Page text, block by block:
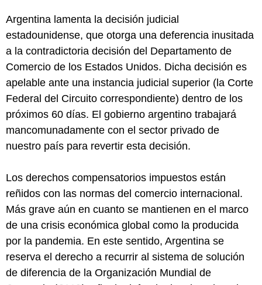
Argentina lamenta la decisión judicial
estadounidense, que otorga una deferencia inusitada
a la contradictoria decisión del Departamento de
Comercio de los Estados Unidos. Dicha decisión es
apelable ante una instancia judicial superior (la Corte
Federal del Circuito correspondiente) dentro de los
próximos 60 días. El gobierno argentino trabajará
mancomunadamente con el sector privado de
nuestro país para revertir esta decisión.
Los derechos compensatorios impuestos están
reñidos con las normas del comercio internacional.
Más grave aún en cuanto se mantienen en el marco
de una crisis económica global como la producida
por la pandemia. En este sentido, Argentina se
reserva el derecho a recurrir al sistema de solución
de diferencia de la Organización Mundial de